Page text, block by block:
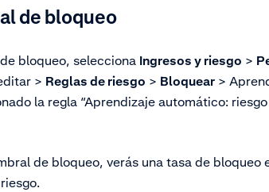
de bloqueo
bloqueo, selecciona Ingresos y riesgo >
> Reglas de riesgo > Bloquear >
la regla “Aprendizaje automático:
de bloqueo, verás una tasa de bloqueo